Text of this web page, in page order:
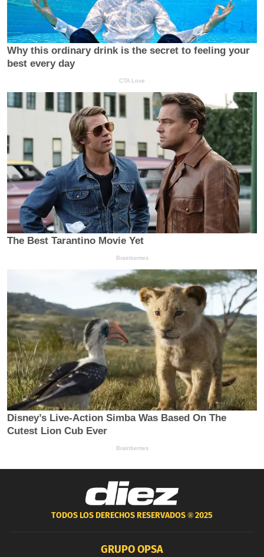
TODOS LOS DERECHOS RESERVADOS ®2025
GRUPO OPSA